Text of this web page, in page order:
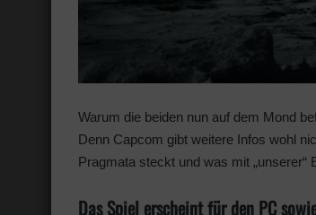
Warum die beiden nun auf dem Mond
Denn Capcom gibt weitere Infos wohl
Pragmata steckt und was mit „unserer“
Das Spiel erscheint für den PC